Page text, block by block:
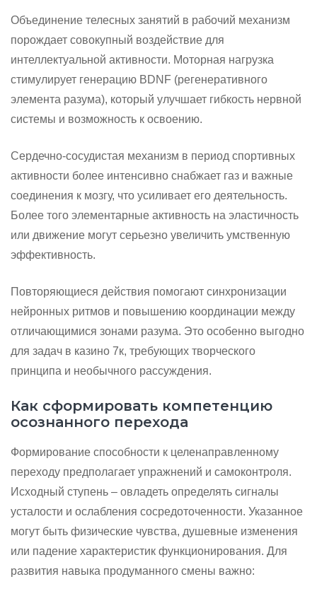
Объединение телесных занятий в рабочий механизм
порождает совокупный воздействие для
интеллектуальной активности. Моторная нагрузка
стимулирует генерацию BDNF (регенеративного
элемента разума), который улучшает гибкость нервной
системы и возможность к освоению.
Сердечно-сосудистая механизм в период спортивных
активности более интенсивно снабжает газ и важные
соединения к мозгу, что усиливает его деятельность.
Более того элементарные активность на эластичность
или движение могут серьезно увеличить умственную
эффективность.
Повторяющиеся действия помогают синхронизации
нейронных ритмов и повышению координации между
отличающимися зонами разума. Это особенно выгодно
для задач в казино 7к, требующих творческого
принципа и необычного рассуждения.
Как сформировать компетенцию
осознанного перехода
Формирование способности к целенаправленному
переходу предполагает упражнений и самоконтроля.
Исходный ступень – овладеть определять сигналы
усталости и ослабления сосредоточенности. Указанное
могут быть физические чувства, душевные изменения
или падение характеристик функционирования. Для
развития навыка продуманного смены важно: